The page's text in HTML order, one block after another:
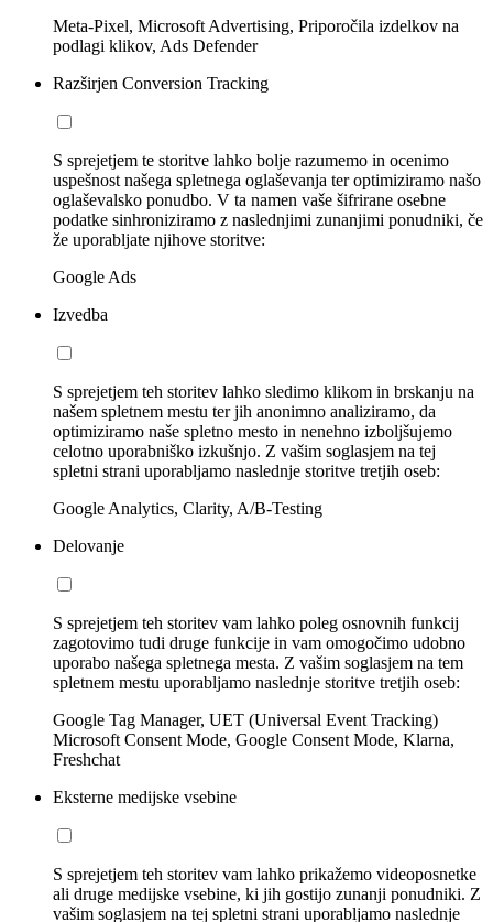
Meta-Pixel, Microsoft Advertising, Priporočila izdelkov na
podlagi klikov, Ads Defender
Razširjen Conversion Tracking
S sprejetjem te storitve lahko bolje razumemo in ocenimo
uspešnost našega spletnega oglaševanja ter optimiziramo našo
oglaševalsko ponudbo. V ta namen vaše šifrirane osebne
podatke sinhroniziramo z naslednjimi zunanjimi ponudniki, če
že uporabljate njihove storitve:
Google Ads
Izvedba
S sprejetjem teh storitev lahko sledimo klikom in brskanju na
našem spletnem mestu ter jih anonimno analiziramo, da
optimiziramo naše spletno mesto in nenehno izboljšujemo
celotno uporabniško izkušnjo. Z vašim soglasjem na tej
spletni strani uporabljamo naslednje storitve tretjih oseb:
Google Analytics, Clarity, A/B-Testing
Delovanje
S sprejetjem teh storitev vam lahko poleg osnovnih funkcij
zagotovimo tudi druge funkcije in vam omogočimo udobno
uporabo našega spletnega mesta. Z vašim soglasjem na tem
spletnem mestu uporabljamo naslednje storitve tretjih oseb:
Google Tag Manager, UET (Universal Event Tracking)
Microsoft Consent Mode, Google Consent Mode, Klarna,
Freshchat
Eksterne medijske vsebine
S sprejetjem teh storitev vam lahko prikažemo videoposnetke
ali druge medijske vsebine, ki jih gostijo zunanji ponudniki. Z
vašim soglasjem na tej spletni strani uporabljamo naslednje